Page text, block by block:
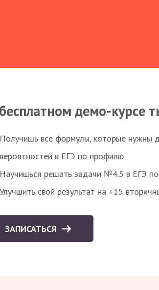
демо-курсе
Получишь все формулы, которые
вероятностей в ЕГЭ по профилю
Научишься решать задачи №4.5 в ЕГЭ
Улучшить свой результат на +15
ЗАПИСАТЬСЯ